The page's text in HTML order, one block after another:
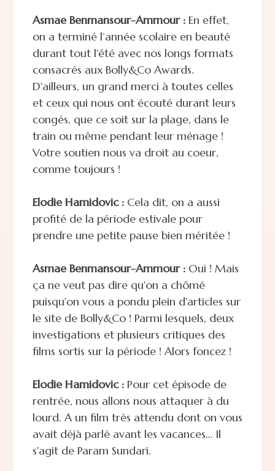
Asmae Benmansour-Ammour :En effet,
on a terminé l’année scolaire en beauté
durant tout l'été avec nos longs formats
consacrés aux Bolly&Co Awards.
D'ailleurs, un grand merci à toutes celles
et ceux qui nous ont écouté durant leurs
congés, que ce soit sur la plage, dans le
train ou même pendant leur ménage !
Votre soutien nous va droit au coeur,
comme toujours !
Elodie Hamidovic :Cela dit, on a aussi
profité de la période estivale pour
prendre une petite pause bien méritée !
Asmae Benmansour-Ammour :Oui ! Mais
ça ne veut pas dire qu'on a chômé
puisqu'on vous a pondu plein d'articles sur
le site de Bolly&Co ! Parmi lesquels, deux
investigations et plusieurs critiques des
films sortis sur la période ! Alors foncez !
Elodie Hamidovic :Pour cet épisode de
rentrée, nous allons nous attaquer à du
lourd. A un film très attendu dont on vous
avait déjà parlé avant les vacances… Il
s'agit de Param Sundari.